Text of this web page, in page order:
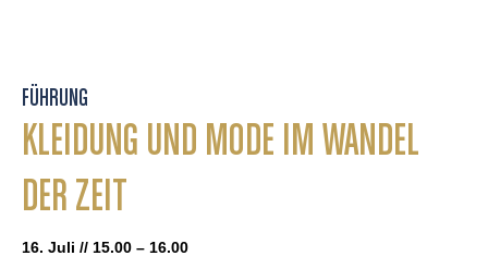
FÜHRUNG
KLEIDUNG UND MODE IM WANDEL
DER ZEIT
16. Juli // 15.00 – 16.00